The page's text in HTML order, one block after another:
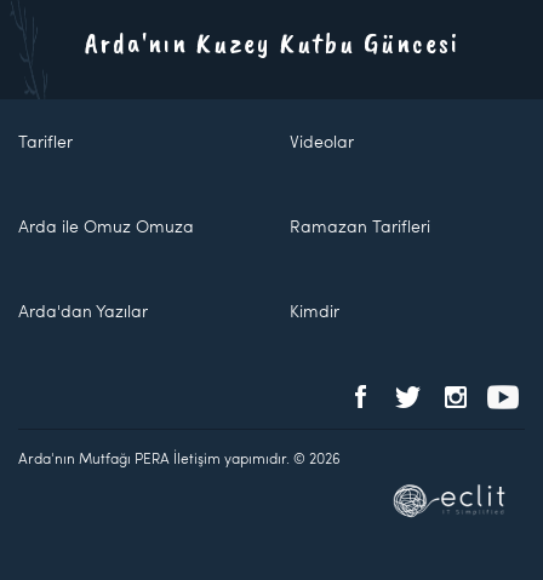
Arda'nın Kuzey Kutbu Güncesi
Tarifler Videolar
Arda ile Omuz Omuza Ramazan Tarifleri
Arda'dan Yazılar Kimdir
Arda'nın Mutfağı PERA İletişim yapımıdır. © 2026